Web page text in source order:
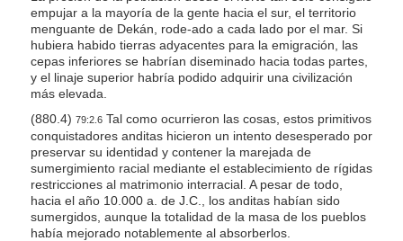
empujar a la mayoría de la gente hacia el sur, el territorio
menguante de Dekán, rode-ado a cada lado por el mar. Si
hubiera habido tierras adyacentes para la emigración, las
cepas inferiores se habrían diseminado hacia todas partes,
y el linaje superior habría podido adquirir una civilización
más elevada.
(880.4) 79:2.6Tal como ocurrieron las cosas, estos primitivos
conquistadores anditas hicieron un intento desesperado por
preservar su identidad y contener la marejada de
sumergimiento racial mediante el establecimiento de rígidas
restricciones al matrimonio interracial. A pesar de todo,
hacia el año 10.000 a. de J.C., los anditas habían sido
sumergidos, aunque la totalidad de la masa de los pueblos
había mejorado notablemente al absorberlos.